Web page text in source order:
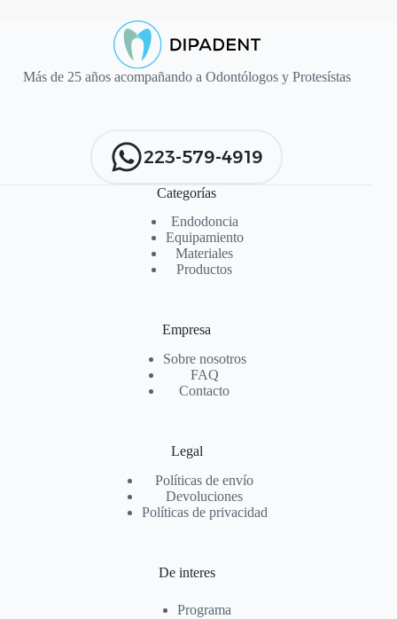
Más de 25 años acompañando a Odontólogos y Protesístas
223-579-4919
Categorías
Endodoncia
Equipamiento
Materiales
Productos
Empresa
Sobre nosotros
FAQ
Contacto
Legal
Políticas de envío
Devoluciones
Políticas de privacidad
De interes
Programa